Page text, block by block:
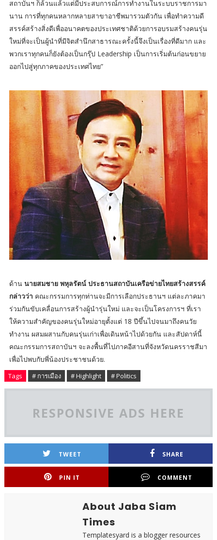
สถาบันฯ ก็ล้วนแล้วแต่มีประสบการณ์การทำงานในระบบราชการมา
นาน การที่ทุกคนหลากหลายสาขาอาชีพมารวมตัวกัน เพื่อทำความดี
สรรค์สร้างสิ่งดีเพื่ออนาคตของประเทศชาติด้วยการอบรมสร้างคนรุ่น
ใหม่ที่จะเป็นผู้นำที่มีจิตสำนึกสาธารณะครั้งนี้จึงเป็นเรื่องที่ดีมาก และ
พวกเราทุกคนก็ยังต้องเป็นกรุ๊ป Leadership เป็นการเริ่มต้นก่อนขยาย
ออกไปสู่ทุกภาคของประเทศไทย”
ด้าน นายสมชาย พหุลรัตน์ ประธานสถาบันเครือข่ายไทยสร้างสรรค์
กล่าวว่า คณะกรรมการทุกท่านจะมีการเลือกประธานฯ แต่ละภาคมา
ร่วมกันขับเคลื่อนการสร้างผู้นำรุ่นใหม่ และจะเป็นโครงการฯ ที่เรา
ให้ความสำคัญของคนรุ่นใหม่อายุตั้งแต่ 18 ปีขึ้นไปจนมาถึงคนวัย
ทำงาน ผสมผสานกับคนรุ่นเก่าเพื่อเดินหน้าไปด้วยกัน และสัปดาห์นี้
คณะกรรมการสถาบันฯ จะลงพื้นที่ไปภาคอีสานที่จังหวัดนครราชสีมา
เพื่อไปพบกับพี่น้องประชาชนด้วย.
Tags # การเมือง # Highlight # Politics
RESPONSIVE ADS HERE
TWEET SHARE
PIN IT COMMENT
About Jaba Siam
Times
Templatesyard is a blogger resources